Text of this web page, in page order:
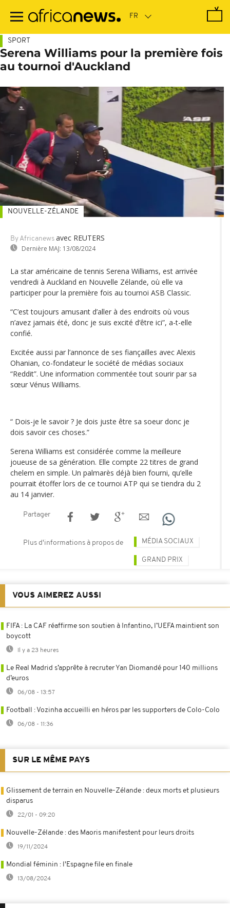
contenu
SPORT
Serena Williams pour la première fois
au tournoi d'Auckland
By Africanews avec REUTERS
Dernière MAJ: 13/08/2024
NOUVELLE-ZÉLANDE
La star américaine de tennis Serena Williams, est arrivée
vendredi à Auckland en Nouvelle Zélande, où elle va
participer pour la première fois au tournoi ASB Classic.
“C’est toujours amusant d’aller à des endroits où vous
n’avez jamais été, donc je suis excité d‘être ici”, a-t-elle
confié.
Excitée aussi par l’annonce de ses fiançailles avec Alexis
Ohanian, co-fondateur le société de médias sociaux
“Reddit”. Une information commentée tout sourir par sa
sœur Vénus Williams.
“ Dois-je le savoir ? Je dois juste être sa soeur donc je
dois savoir ces choses.”
Serena Williams est considérée comme la meilleure
joueuse de sa génération. Elle compte 22 titres de grand
chelem en simple. Un palmarès déjà bien fourni, qu’elle
pourrait étoffer lors de ce tournoi ATP qui se tiendra du 2
au 14 janvier.
Partager
Plus d'informations à propos de MÉDIA SOCIAUX
GRAND PRIX
VOUS AIMEREZ AUSSI
FIFA : La CAF réaffirme son soutien à Infantino, l’UEFA maintient son
boycott
Il y a 23 heures
Le Real Madrid s’apprête à recruter Yan Diomandé pour 140 millions
d’euros
06/08 - 13:57
Football : Vozinha accueilli en héros par les supporters de Colo-Colo
06/08 - 11:36
SUR LE MÊME PAYS
Glissement de terrain en Nouvelle-Zélande : deux morts et plusieurs
disparus
22/01 - 09:20
Nouvelle-Zélande : des Maoris manifestent pour leurs droits
19/11/2024
Mondial féminin : l'Espagne file en finale
13/08/2024